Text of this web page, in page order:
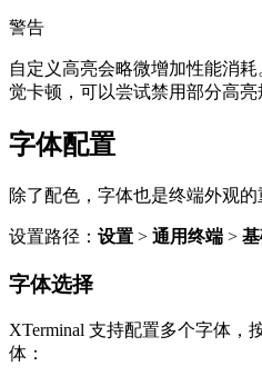
警告
自定义高亮会略微增加性能消
觉卡顿，可以尝试禁用部分高亮
字体配置
除了配色，字体也是终端外观的
设置路径： 设置 > 通用终端 >
字体选择
XTerminal 支持配置多个字体，
体：